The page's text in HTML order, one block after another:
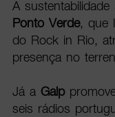
A
Ponto Verde, que
do Rock in Rio,
presença no
Já a Galp
seis rádios